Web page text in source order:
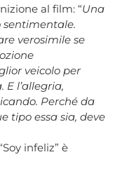
al film: “Una
verosimile se
veicolo per
l’allegria,
Perché da
tipo essa sia, deve
infeliz” è